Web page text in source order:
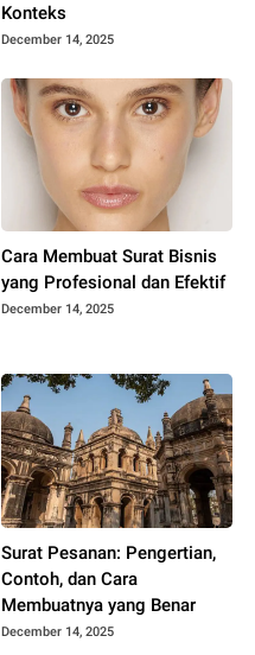
Konteks
December 14, 2025
Cara Membuat Surat Bisnis
yang Profesional dan Efektif
December 14, 2025
Surat Pesanan: Pengertian,
Contoh, dan Cara
Membuatnya yang Benar
December 14, 2025